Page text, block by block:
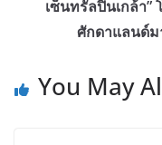
เซ็นทรัลปิ่นเกล้า”
ศักดาแลนด์ม
You May